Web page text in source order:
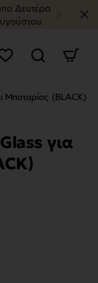
Δευτέρα
για
Μπαταρίας (BLACK)